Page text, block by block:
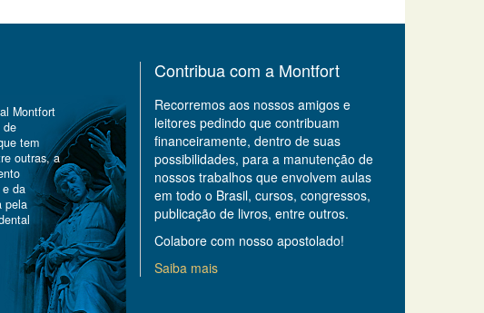
Montfort
de
tem
outras, a
da
pela
Contribua com a Montfort
Recorremos aos nossos amigos e
leitores pedindo que contribuam
financeiramente, dentro de suas
possibilidades, para a manutenção de
nossos trabalhos que envolvem aulas
em todo o Brasil, cursos, congressos,
publicação de livros, entre outros.
Colabore com nosso apostolado!
Saiba mais